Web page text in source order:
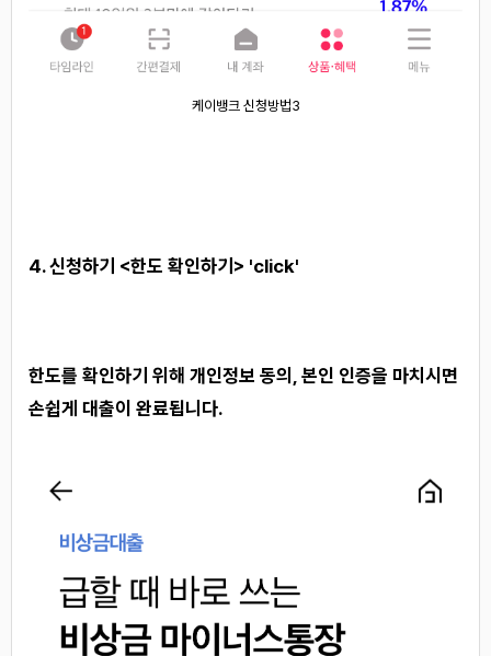
케이뱅크 신청방법3
4. 신청하기 <한도 확인하기> 'click'
한도를 확인하기 위해 개인정보 동의, 본인 인증을 마치시면
손쉽게 대출이 완료됩니다.